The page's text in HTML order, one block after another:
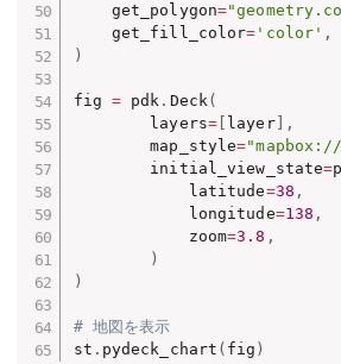
    get_polygon
=
    get_fill_color
= 'color' ,
)
fig = pdk . Deck(
        layers
= layer]
,
        map_style
=
        initial_view_state
=
            latitude
=38 ,
            longitude
=138 ,
            zoom
=3.8 ,
)
)
# 地図を表示
st . pydeck_chart ( fig )